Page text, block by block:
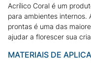
Acrílico Coral é um
para ambientes internos.
prontas é uma das
ajudar a florescer sua
MATERIAIS DE